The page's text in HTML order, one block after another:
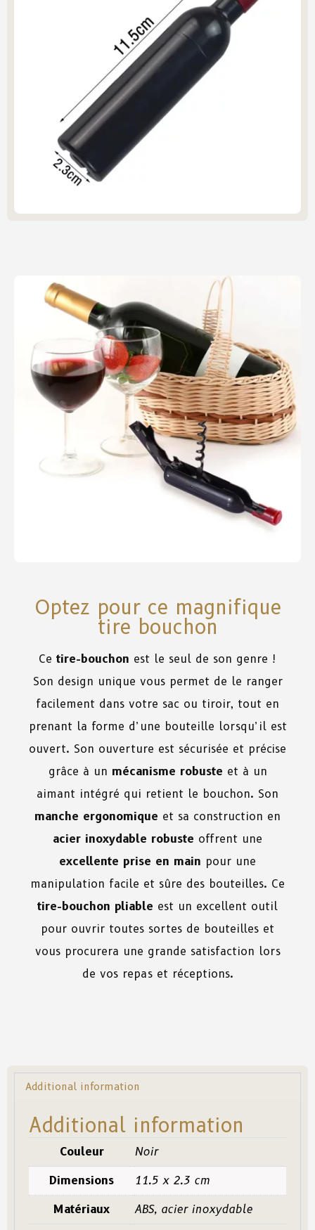
Optez pour ce magnifique
tire bouchon
Ce tire-bouchon est le seul de son genre !
Son design unique vous permet de le ranger
facilement dans votre sac ou tiroir, tout en
prenant la forme d’une bouteille lorsqu’il est
ouvert. Son ouverture est sécurisée et précise
grâce à un mécanisme robuste et à un
aimant intégré qui retient le bouchon. Son
manche ergonomique et sa construction en
acier inoxydable robuste offrent une
excellente prise en main pour une
manipulation facile et sûre des bouteilles. Ce
tire-bouchon pliable est un excellent outil
pour ouvrir toutes sortes de bouteilles et
vous procurera une grande satisfaction lors
de vos repas et réceptions.
Additional information
Additional information
Couleur Noir
Dimensions 11.5 x 2.3 cm
Matériaux ABS, acier inoxydable